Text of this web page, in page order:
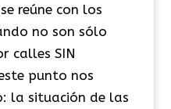
reúne con los
no son sólo
calles SIN
punto nos
la situación de las